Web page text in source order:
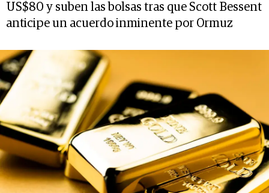
US$80 y suben las bolsas tras que Scott Bessent
anticipe un acuerdo inminente por Ormuz